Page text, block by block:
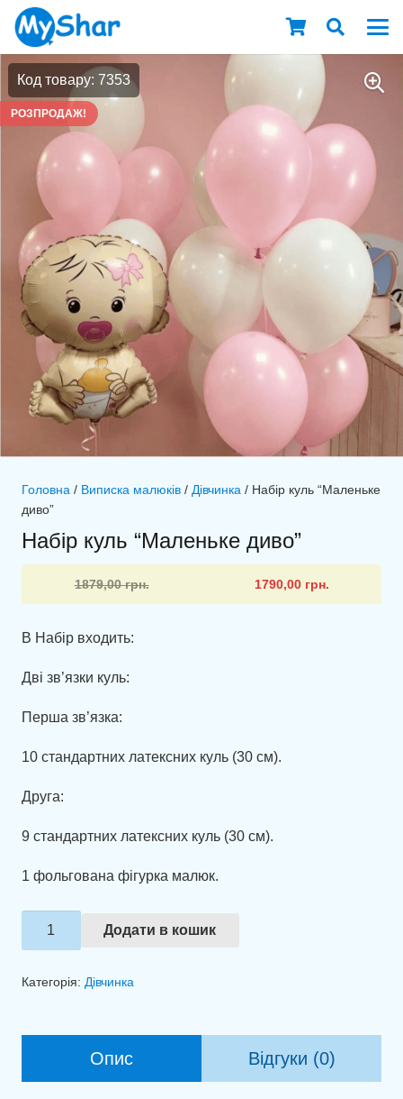
Код товару: 7353
РОЗПРОДАЖ!
Головна / Виписка малюків / Дівчинка / Набір куль “Маленьке
диво”
Набір куль “Маленьке диво”
1879,00грн.
Оригінальна
ціна:
1879,00 грн..
1790,00 грн.
Поточна
ціна:
1790,00 грн..
В Набір входить:
Дві зв’язки куль:
Перша зв’язка:
10 стандартних латексних куль (30 см).
Друга:
9 стандартних латексних куль (30 см).
1 фольгована фігурка малюк.
Набір
куль
Додати в кошик
Категорія: Дівчинка
Опис Відгуки (0)